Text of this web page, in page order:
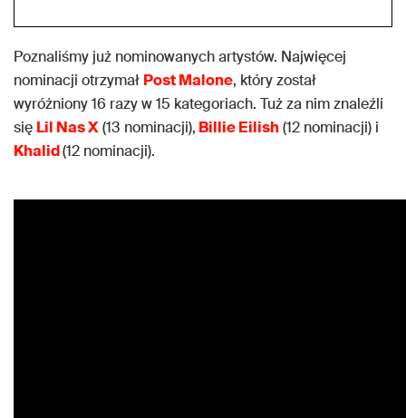
Poznaliśmy już nominowanych artystów. Najwięcej
nominacji otrzymał Post Malone, który został
wyróżniony 16 razy w 15 kategoriach. Tuż za nim znaleźli
się Lil Nas X(13 nominacji), Billie Eilish(12 nominacji) i
Khalid(12 nominacji).